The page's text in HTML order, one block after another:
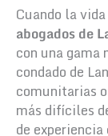
Cuando la
abogados de
con una gama
condado de
comunitarias
más difíciles
de